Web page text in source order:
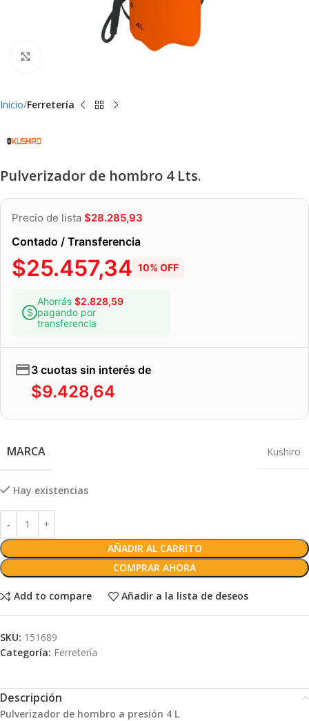
Inicio Ferretería
Pulverizador de hombro 4 Lts.
Precio de lista $28.285,93
Contado / Transferencia
$25.457,34 10% OFF
Ahorrás $2.828,59
pagando por
transferencia
3 cuotas sin interés de
$9.428,64
MARCA Kushiro
Hay existencias
AÑADIR AL CARRITO
COMPRAR AHORA
Add to compare Añadir a la lista de deseos
SKU: 151689
Categoría: Ferretería
Descripción
Pulverizador de hombro a presión 4 L